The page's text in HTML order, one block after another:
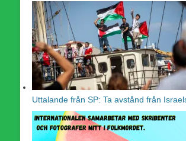
Uttalande från SP: Ta avstånd från